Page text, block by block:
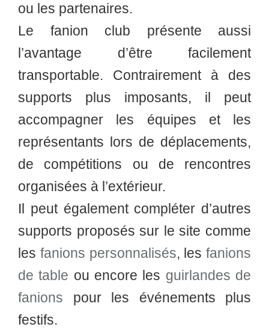
ou les partenaires.
Le fanion club présente aussi
l’avantage d’être facilement
transportable. Contrairement à des
supports plus imposants, il peut
accompagner les équipes et les
représentants lors de déplacements,
de compétitions ou de rencontres
organisées à l’extérieur.
Il peut également compléter d’autres
supports proposés sur le site comme
les fanions personnalisés, les fanions
de table ou encore les guirlandes de
fanions pour les événements plus
festifs.